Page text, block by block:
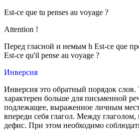
Est-ce que tu penses au voyage ?
Attention !
Перед гласной и немым h Est-ce que
Est-ce qu'il pense au voyage ?
Инверсия
Инверсия это обратный порядок слов.
характерен больше для письменной
подлежащее, выраженное личным
впереди себя глагол. Между
дефис. При этом необходимо